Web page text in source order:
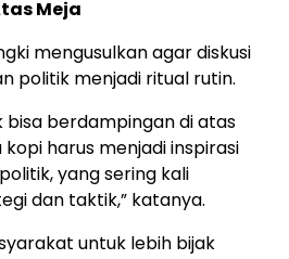
Meja
mengusulkan agar diskusi
politik menjadi ritual rutin.
bisa berdampingan di atas
kopi harus menjadi inspirasi
yang sering kali
dan taktik,” katanya.
untuk lebih bijak